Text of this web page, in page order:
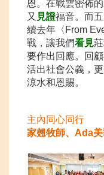
恩。在戰雲密佈
又 見證福音。而
續去年〈From
戰，讓我們看見
要作出回應。回
活出社會公義，
涼水和恩賜。
主內同心同行
家翹牧師、Ada